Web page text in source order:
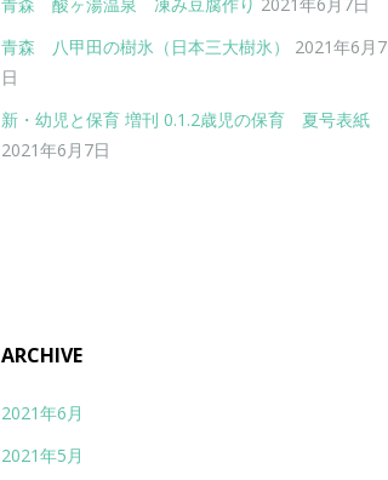
青森 八甲田の樹氷（日本三大樹氷）
2021年6月7
日
新・幼児と保育 増刊 0.1.2歳児の保育 夏号表紙
2021年6月7日
ARCHIVE
2021年6月
2021年5月